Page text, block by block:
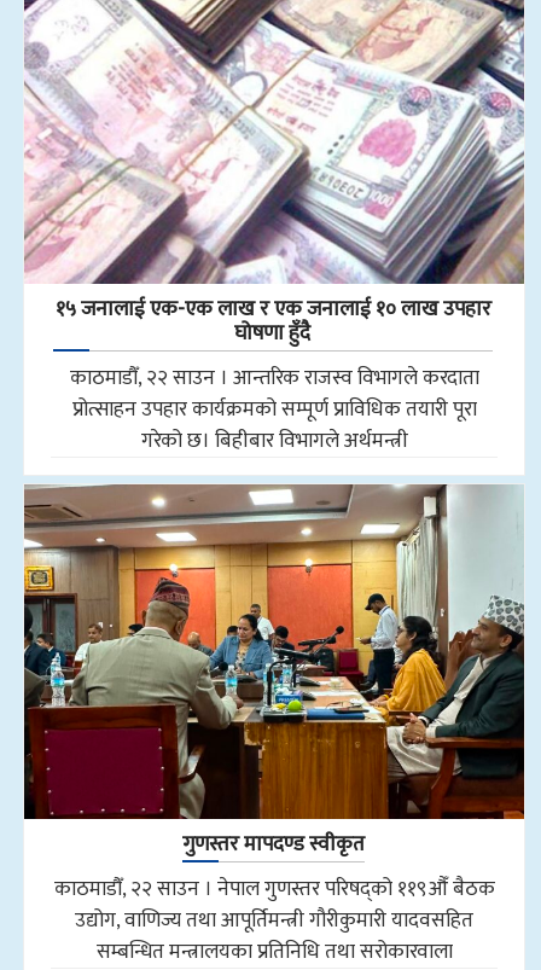
१५ जनालाई एक-एक लाख र एक जनालाई १० लाख उपहार
घोषणा हुँदै
काठमाडौँ, २२ साउन । आन्तरिक राजस्व विभागले करदाता
प्रोत्साहन उपहार कार्यक्रमको सम्पूर्ण प्राविधिक तयारी पूरा
गरेको छ। बिहीबार विभागले अर्थमन्त्री
गुणस्तर मापदण्ड स्वीकृत
काठमाडौँ, २२ साउन । नेपाल गुणस्तर परिषद्को ११९औँ बैठक
उद्योग, वाणिज्य तथा आपूर्तिमन्त्री गौरीकुमारी यादवसहित
सम्बन्धित मन्त्रालयका प्रतिनिधि तथा सरोकारवाला